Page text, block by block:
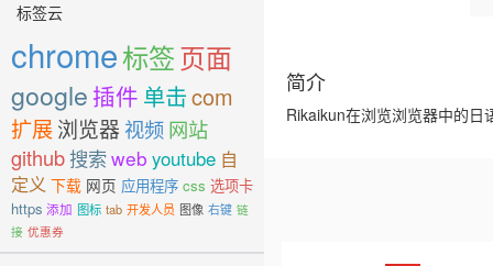
标签云
chrome标签页面
google 插件 单击com
扩展浏览器 视频网站
github搜索web youtube 自
定义 下载 网页 应用程序 css 选项卡
https 添加 图标 tab 开发人员 图像 右键 链
接 优惠券
简介
Rikaikun在浏览浏览器中的日